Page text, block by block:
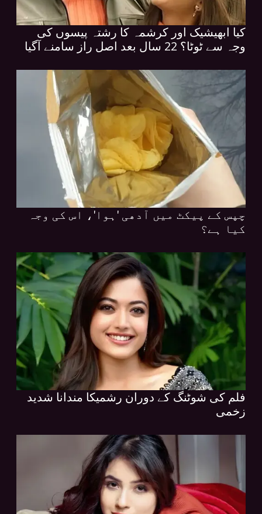
کیا ابھیشیک اور کرشمہ کا رشتہ پیسوں کی
وجہ سے ٹوٹا؟ 22 سال بعد اصل راز سامنے آگیا
چپس کے پیکٹ میں آدھی 'ہوا'، اس کی وجہ
کیا ہے؟
فلم کی شوٹنگ کے دوران رشمیکا مندانا شدید
زخمی